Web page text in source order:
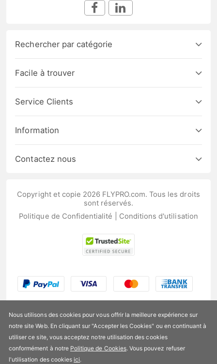
US$28,99
Rechercher par catégorie
Facile à trouver
Service Clients
Information
Contactez nous
Copyright et copie 2026 FLYPRO.com. Tous les droits
sont réservés.
Politique de Confidentialité
Conditions d'utilisation
Nous utilisons des cookies pour vous offrir la meilleure expérience sur
notre site Web. En cliquant sur "Accepter les Cookies" ou en continuant à
utiliser ce site, vous acceptez notre utilisation des cookies
conformément à notre Politique de Cookies. Vous pouvez refuser
l'utilisation des cookiesici.